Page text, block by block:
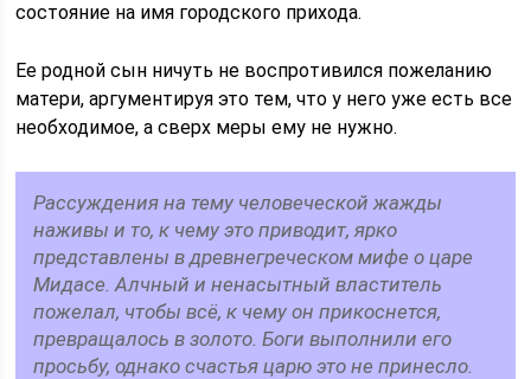
состояние на имя городского прихода.
Ее родной сын ничуть не воспротивился пожеланию
матери, аргументируя это тем, что у него уже есть все
необходимое, а сверх меры ему не нужно.
Рассуждения на тему человеческой жажды
наживы и то, к чему это приводит, ярко
представлены в древнегреческом мифе о царе
Мидасе. Алчный и ненасытный властитель
пожелал, чтобы всё, к чему он прикоснется,
превращалось в золото. Боги выполнили его
просьбу, однако счастья царю это не принесло.